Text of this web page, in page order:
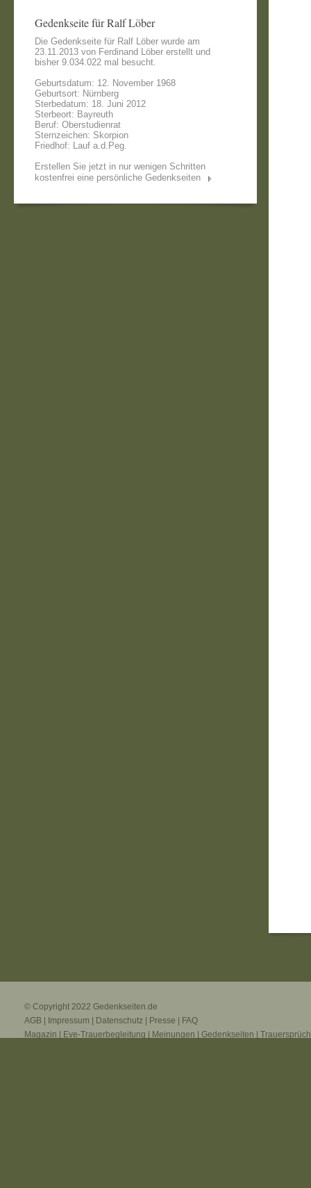
Gedenkseite für Ralf Löber
Die Gedenkseite für Ralf Löber wurde am
23.11.2013 von Ferdinand Löber erstellt und
bisher 9.034.022 mal besucht.
Geburtsdatum: 12. November 1968
Geburtsort: Nürnberg
Sterbedatum: 18. Juni 2012
Sterbeort: Bayreuth
Beruf: Oberstudienrat
Sternzeichen: Skorpion
Friedhof: Lauf a.d.Peg.
Erstellen Sie jetzt in nur wenigen Schritten
kostenfrei eine persönliche Gedenkseiten
© Copyright 2022 Gedenkseiten.de
AGB
Impressum Datenschutz Presse
FAQ
Magazin
Eve-Trauerbegleitung Meinungen Gedenkseiten